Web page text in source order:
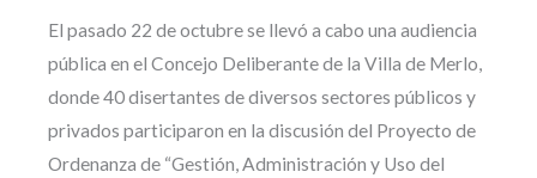
El pasado 22 de octubre se llevó a cabo una audiencia
pública en el Concejo Deliberante de la Villa de Merlo,
donde 40 disertantes de diversos sectores públicos y
privados participaron en la discusión del Proyecto de
Ordenanza de “Gestión, Administración y Uso del